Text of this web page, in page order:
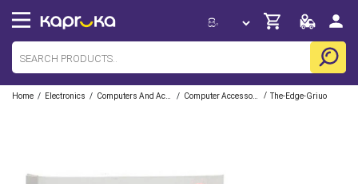
Home / Electronics / / / The-Edge-Griuo